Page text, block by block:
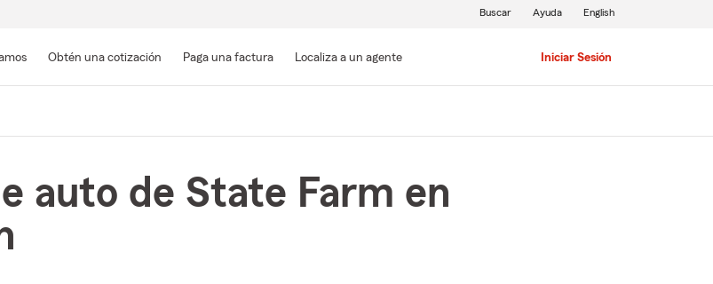
contenido
Obtén una cotización Paga una factura Localiza a un agente Iniciar Sesión
Buscar Ayuda English
auto de State Farm en